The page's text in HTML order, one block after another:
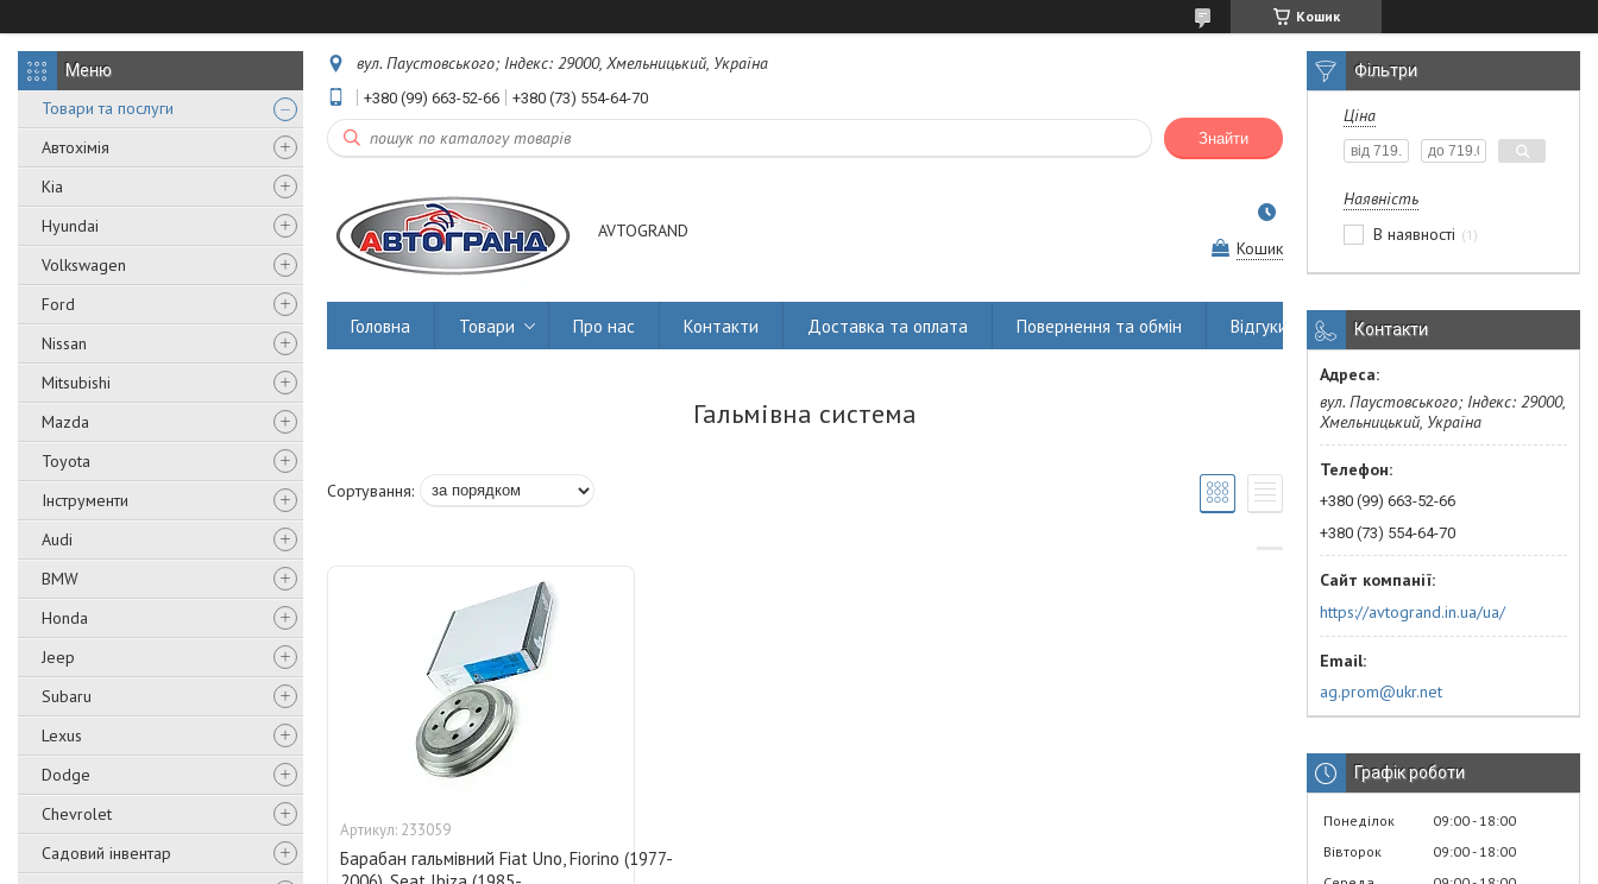
Кошик
Товари та послуги
Автохімія
Kia
Hyundai
Volkswagen
Ford
Nissan
Mitsubishi
Mazda
Toyota
Інструменти
Audi
BMW
Honda
Jeep
Subaru
Lexus
Dodge
Chevrolet
Садовий інвентар
вул. Паустовського; Індекс: 29000, Хмельницький, Україна
+380 (99) 663-52-66 +380 (73) 554-64-70
Знайти
AVTOGRAND
Кошик
Головна Товари Про нас Контакти Доставка та оплата Повернення та обмін Відгуки
Гальмівна система
233059
Барабан гальмівний Fiat Uno, Fiorino (1977-
Фільтри
Ціна
Наявність
В наявності
1
Контакти
вул. Паустовського; Індекс: 29000,
Хмельницький, Україна
+380 (99) 663-52-66
+380 (73) 554-64-70
https://avtogrand.in.ua/ua/
ag.prom@ukr.net
Графік роботи
Понеділок 09:00 18:00
Вівторок
09:00 18:00